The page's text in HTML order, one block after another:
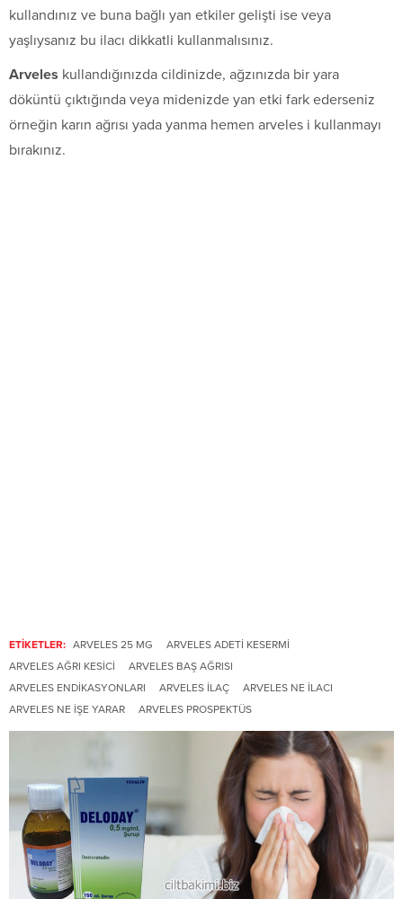
kullandınız ve buna bağlı yan etkiler gelişti ise veya
yaşlıysanız bu ilacı dikkatli kullanmalısınız.
Arveles kullandığınızda cildinizde, ağzınızda bir yara
döküntü çıktığında veya midenizde yan etki fark ederseniz
örneğin karın ağrısı yada yanma hemen arveles i kullanmayı
bırakınız.
ETİKETLER: ARVELES 25 MG
ARVELES ADETI KESERMI
ARVELES AĞRI KESICI
ARVELES BAŞ AĞRISI
ARVELES ENDIKASYONLARI
ARVELES ILAÇ
ARVELES NE ILACI
ARVELES NE IŞE YARAR
ARVELES PROSPEKTÜS